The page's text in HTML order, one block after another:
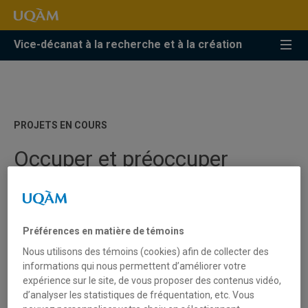
Accéder
recherche
Accéder
menu
pricipal
Accéder
zone
Vice-décanat à la recherche et à la création
PROJETS EN COURS
Occuper et préoccuper
les conditions de production
des journalistes dans la
nouvelle
Chantal Francoeur École des médias
Préférences en matière de témoins
Nous utilisons des témoins (cookies) afin de collecter des
informations qui nous permettent d’améliorer votre
expérience sur le site, de vous proposer des contenus vidéo,
d’analyser les statistiques de fréquentation, etc. Vous